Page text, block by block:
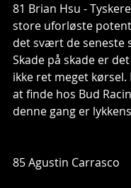
81 Brian Hsu -
store uforløste
det svært de seneste
Skade på skade er
ikke ret meget
at finde hos Bud
denne gang er
85 Agustin Carrasco